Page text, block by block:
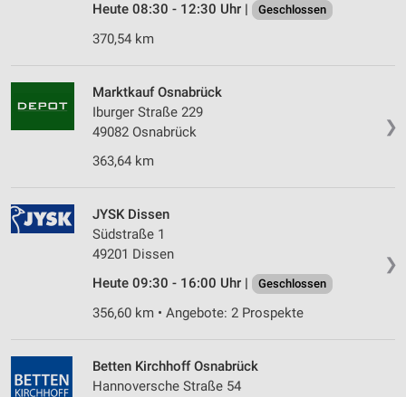
Heute 08:30 - 12:30 Uhr |
Geschlossen
370,54 km
❯
Marktkauf Osnabrück
Iburger Straße 229
49082 Osnabrück
363,64 km
❯
JYSK Dissen
Südstraße 1
49201 Dissen
Heute 09:30 - 16:00 Uhr |
Geschlossen
356,60 km • Angebote: 2 Prospekte
Betten Kirchhoff Osnabrück
Hannoversche Straße 54